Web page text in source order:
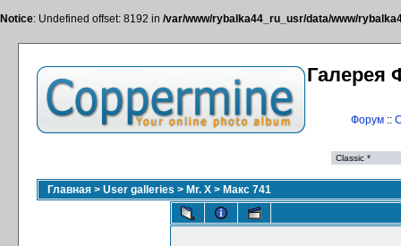
Notice: Undefined offset: 8192 in /var/www/rybalka44_ru_usr/data/www/
Галерея
Форум::
Главная > User galleries > Mr. X > Макс 741